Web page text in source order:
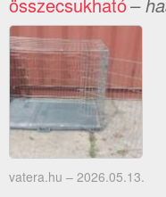
összecsukható–
vatera.hu – 2026.05.13.